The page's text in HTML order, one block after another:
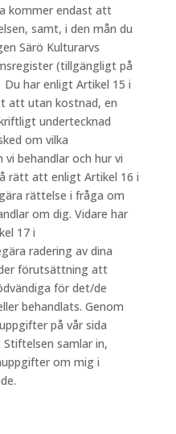
kommer endast att
samt, i den mån du
Särö Kulturarvs
(tillgängligt på
har enligt Artikel 15 i
att utan kostnad, en
undertecknad
om vilka
behandlar och hur vi
rätt att enligt Artikel 16 i
rättelse i fråga om
om dig. Vidare har
17 i
radering av dina
förutsättning att
för det/de
behandlats. Genom
på vår sida
samlar in,
om mig i